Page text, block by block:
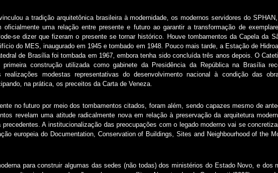
a tradição arquitetônica brasileira à modernidade, os modernos servidores do
uma relação entre presente e futuro ao garantir a transformação de
se dizer que fizeram o presente se tornar histórico. Houve tombamentos da Capela da
do MES, inaugurado em 1945 e tombado em 1948. Pouco mais tarde, a Estação de
de Brasília foi tombada em 1967, embora tenha sido concluída três anos depois. O
construção utilizada como gabinete da Presidência da República na Brasília
realizações modestas representativas do desenvolvimento nacional à condição das
na prática, os preceitos da Carta de Veneza.
no futuro por meio dos tombamentos citados, foram além, sendo capazes mesmo de
revelam uma atitude radicalmente nova em relação à preservação da arquitetura
precedentes. A institucionalização das preocupações com o legado moderno vai se
europeia do Documentation, Conservation of Buildings, Sites and Neighbourhood of the
para construir algumas das sedes (não todas) dos ministérios do Estado Novo, e dos